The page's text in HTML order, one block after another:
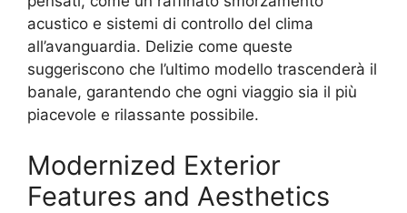
acustico e sistemi di controllo del clima
all’avanguardia. Delizie come queste
suggeriscono che l’ultimo modello trascenderà il
banale, garantendo che ogni viaggio sia il più
piacevole e rilassante possibile.
Modernized Exterior
Features and Aesthetics